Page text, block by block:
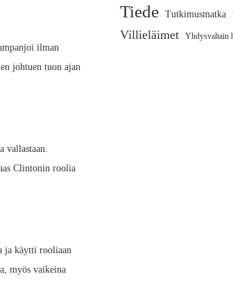
ilman
johtuen tuon ajan
vallastaan.
Clintonin roolia
ja käytti rooliaan
myös vaikeina
Tiede Tutkimusmatka
Villieläimet Yhdysvaltain